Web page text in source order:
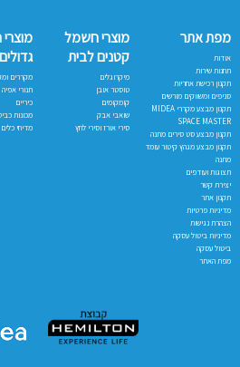
מפת אתר
אודות
תחנות שירות
תקנון רכישת אחריות
סניפים ומשווקים מורשים
תקנון מבצע מקררי MIDEA
SPACE MASTER
תקנון מבצע סט סירים מתנה
תקנון מבצע מגהץ קיטור עומד
מתנה
תצוגות ועודפים
יצירת קשר
תקנון אתר
מדיניות פרטיות
הצהרת נגישות
מדיניות ביטול עסקה
ביטול עסקה
מפת האתר
מוצרי חשמל
קטנים לבית
מיקרוגלים
טוסטר אובן
קומקומים
שואבי אבק
סירי אורז וסירי לחץ
מקררים
תנורי אפיה
כיריים
מכונות
מדיחי כלים